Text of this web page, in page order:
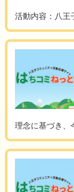
活動内容：八王
理念に基づき、